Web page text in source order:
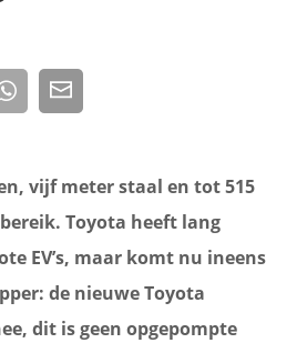
vijf meter staal en tot 515
Toyota heeft lang
EV’s, maar komt nu ineens
de nieuwe Toyota
dit is geen opgepompte